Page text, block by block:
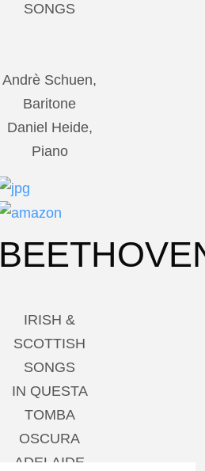
SONGS
Andrè Schuen,
Baritone
Daniel Heide,
Piano
IRISH &
SCOTTISH
SONGS
IN QUESTA
TOMBA
OSCURA
ADELAIDE